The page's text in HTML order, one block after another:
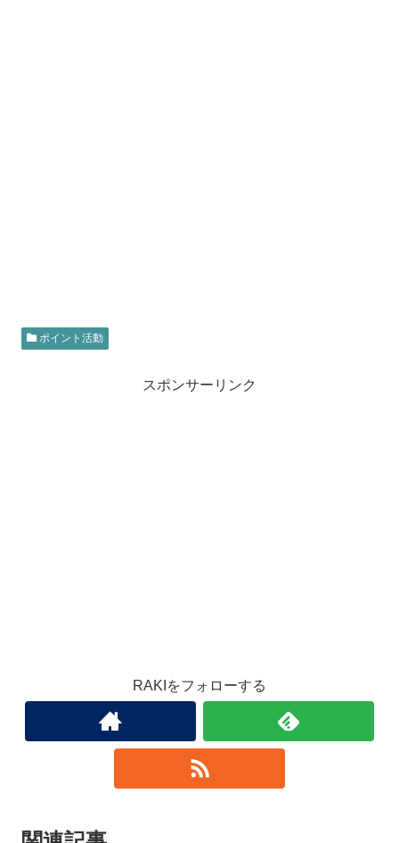
ポイント活動
スポンサーリンク
RAKIをフォローする